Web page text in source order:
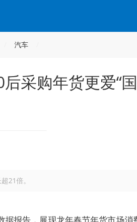
汽车
采购年货更爱“国
21倍。